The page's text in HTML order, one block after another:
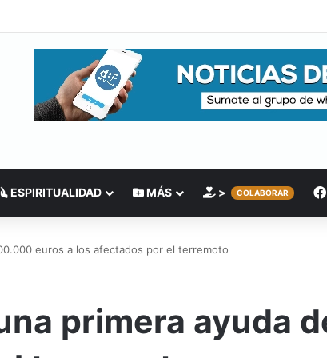
ESPIRITUALIDAD MÁS > COLABORAR
euros a los afectados por el terremoto
primera ayuda